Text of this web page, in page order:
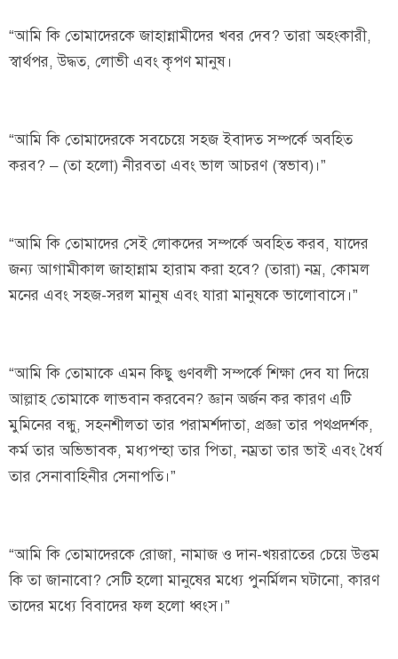
“আমি কি তোমাদেরকে জাহান্নামীদের খবর দেব? তারা অহংকারী,
স্বার্থপর, উদ্ধত, লোভী এবং কৃপণ মানুষ।
“আমি কি তোমাদেরকে সবচেয়ে সহজ ইবাদত সম্পর্কে অবহিত
করব? – (তা হলো) নীরবতা এবং ভাল আচরণ (স্বভাব)।”
“আমি কি তোমাদের সেই লোকদের সম্পর্কে অবহিত করব, যাদের
জন্য আগামীকাল জাহান্নাম হারাম করা হবে? (তারা) নম্র, কোমল
মনের এবং সহজ-সরল মানুষ এবং যারা মানুষকে ভালোবাসে।”
“আমি কি তোমাকে এমন কিছু গুণবলী সম্পর্কে শিক্ষা দেব যা দিয়ে
আল্লাহ তোমাকে লাভবান করবেন? জ্ঞান অর্জন কর কারণ এটি
মুমিনের বন্ধু, সহনশীলতা তার পরামর্শদাতা, প্রজ্ঞা তার পথপ্রদর্শক,
কর্ম তার অভিভাবক, মধ্যপন্হা তার পিতা, নম্রতা তার ভাই এবং ধৈর্য
তার সেনাবাহিনীর সেনাপতি।”
“আমি কি তোমাদেরকে রোজা, নামাজ ও দান-খয়রাতের চেয়ে উত্তম
কি তা জানাবো? সেটি হলো মানুষের মধ্যে পুনর্মিলন ঘটানো, কারণ
তাদের মধ্যে বিবাদের ফল হলো ধ্বংস।”